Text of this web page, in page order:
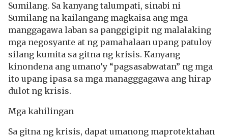
Sumilang. Sa kanyang talumpati, sinabi ni
Sumilang na kailangang magkaisa ang mga
manggagawa laban sa panggigipit ng malalaking
mga negosyante at ng pamahalaan upang patuloy
silang kumita sa gitna ng krisis. Kanyang
kinondena ang umano’y “pagsasabwatan” ng mga
ito upang ipasa sa mga managggagawa ang hirap
dulot ng krisis.
Mga kahilingan
Sa gitna ng krisis, dapat umanong maprotektahan